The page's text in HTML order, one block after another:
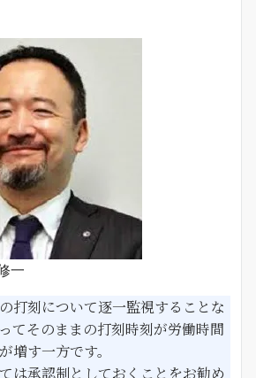
一
打刻について逐一監視することな
てそのままの打刻時刻が労働時間
増す一方です。
は承認制としておくことをお勧め